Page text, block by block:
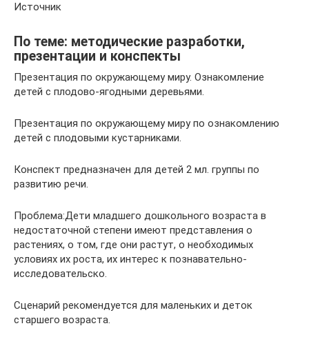
Источник
По теме: методические разработки,
презентации и конспекты
Презентация по окружающему миру. Ознакомление
детей с плодово-ягодными деревьями.
Презентация по окружающему миру по ознакомлению
детей с плодовыми кустарниками.
Конспект предназначен для детей 2 мл. группы по
развитию речи.
Проблема:Дети младшего дошкольного возраста в
недостаточной степени имеют представления о
растениях, о том, где они растут, о необходимых
условиях их роста, их интерес к познавательно-
исследовательско.
Сценарий рекомендуется для маленьких и деток
старшего возраста.